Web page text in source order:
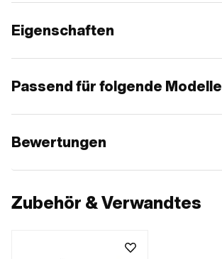
Eigenschaften
Passend für folgende Modelle
Bewertungen
Zubehör & Verwandtes